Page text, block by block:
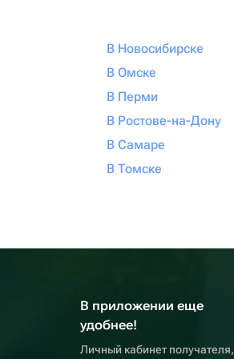
В Новосибирске
В Омске
В Перми
В Ростове-на-Дону
В Самаре
В Томске
В приложении еще
удобнее!
Личный кабинет получателя,